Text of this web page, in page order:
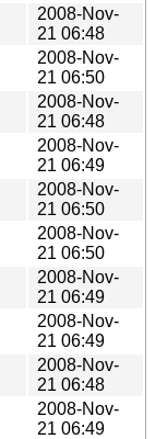
2008-Nov-
21 06:48
2008-Nov-
21 06:50
2008-Nov-
21 06:48
2008-Nov-
21 06:49
2008-Nov-
21 06:50
2008-Nov-
21 06:50
2008-Nov-
21 06:49
2008-Nov-
21 06:49
2008-Nov-
21 06:48
2008-Nov-
21 06:49